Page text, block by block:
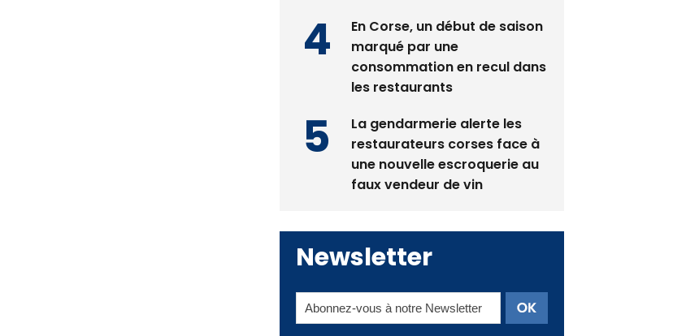
En Corse, un début de saison
marqué par une
consommation en recul dans
les restaurants
La gendarmerie alerte les
restaurateurs corses face à
une nouvelle escroquerie au
faux vendeur de vin
Newsletter